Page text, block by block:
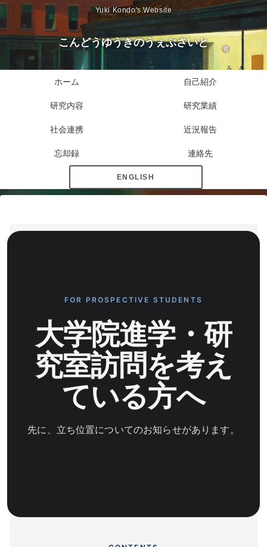
Yuki Kondo's Website
こんどうゆうきのうぇぶさいと
ホーム 自己紹介
研究内容 研究業績
社会連携 近況報告
忘却録 連絡先
ENGLISH
FOR PROSPECTIVE STUDENTS
大学院進学・研
究室訪問を考え
ている方へ
先に、立ち位置についてのお知らせがあります。